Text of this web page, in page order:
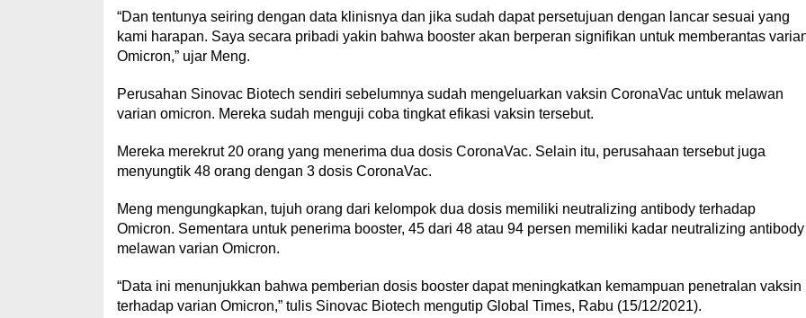
“Dan tentunya seiring dengan data klinisnya dan jika sudah dapat persetujuan dengan lancar sesuai yang
kami harapan. Saya secara pribadi yakin bahwa booster akan berperan signifikan untuk memberantas
Omicron,” ujar Meng.
Perusahan Sinovac Biotech sendiri sebelumnya sudah mengeluarkan vaksin CoronaVac untuk melawan
varian omicron. Mereka sudah menguji coba tingkat efikasi vaksin tersebut.
Mereka merekrut 20 orang yang menerima dua dosis CoronaVac. Selain itu, perusahaan tersebut juga
menyungtik 48 orang dengan 3 dosis CoronaVac.
Meng mengungkapkan, tujuh orang dari kelompok dua dosis memiliki neutralizing antibody terhadap
Omicron. Sementara untuk penerima booster, 45 dari 48 atau 94 persen memiliki kadar neutralizing antibody
melawan varian Omicron.
“Data ini menunjukkan bahwa pemberian dosis booster dapat meningkatkan kemampuan penetralan vaksin
terhadap varian Omicron,” tulis Sinovac Biotech mengutip Global Times, Rabu (15/12/2021).